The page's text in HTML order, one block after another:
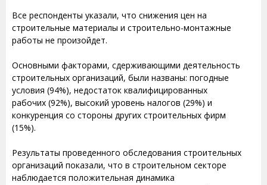
Все респонденты указали, что снижения цен на
строительные материалы и строительно-монтажные
работы не произойдет.
Основными факторами, сдерживающими деятельность
строительных организаций, были названы: погодные
условия (94%), недостаток квалифицированных
рабочих (92%), высокий уровень налогов (29%) и
конкуренция со стороны других строительных фирм
(15%).
Результаты проведенного обследования строительных
организаций показали, что в строительном секторе
наблюдается положительная динамика